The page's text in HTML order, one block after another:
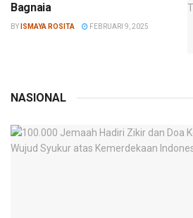
Bagnaia
BY ISMAYA ROSITA FEBRUARI 9, 2025
NASIONAL